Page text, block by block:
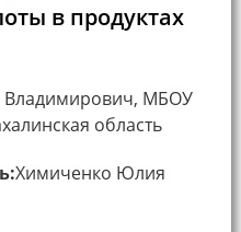
в продуктах
Владимирович, МБОУ
область
Химиченко Юлия